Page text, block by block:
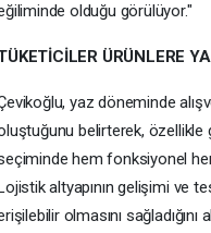
olduğu görülüyor."
ÜRÜNLERE
yaz döneminde
belirterek, özellikle
hem fonksiyonel
altyapının gelişimi ve
olmasını